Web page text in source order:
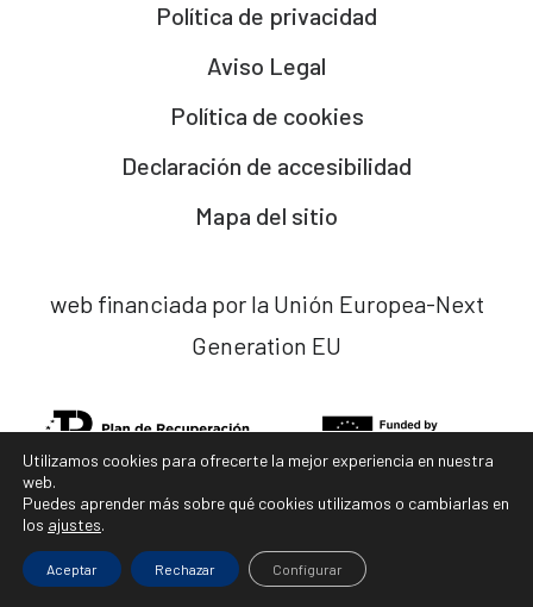
Política de privacidad
Aviso Legal
Política de cookies
Declaración de accesibilidad
Mapa del sitio
web financiada por la Unión Europea-Next
Generation EU
diseño web xladocena.com
Utilizamos cookies para ofrecerte la mejor experiencia en nuestra
web.
Puedes aprender más sobre qué cookies utilizamos o cambiarlas en
los ajustes.
Aceptar Rechazar Configurar